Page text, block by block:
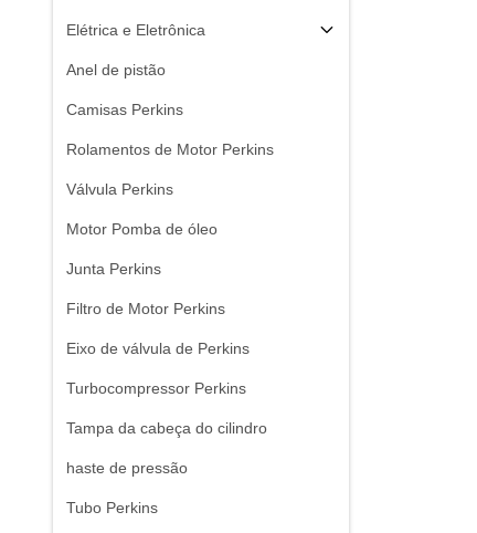
Elétrica e Eletrônica
Anel de pistão
Camisas Perkins
Rolamentos de Motor Perkins
Válvula Perkins
Motor Pomba de óleo
Junta Perkins
Filtro de Motor Perkins
Eixo de válvula de Perkins
Turbocompressor Perkins
Tampa da cabeça do cilindro
haste de pressão
Tubo Perkins